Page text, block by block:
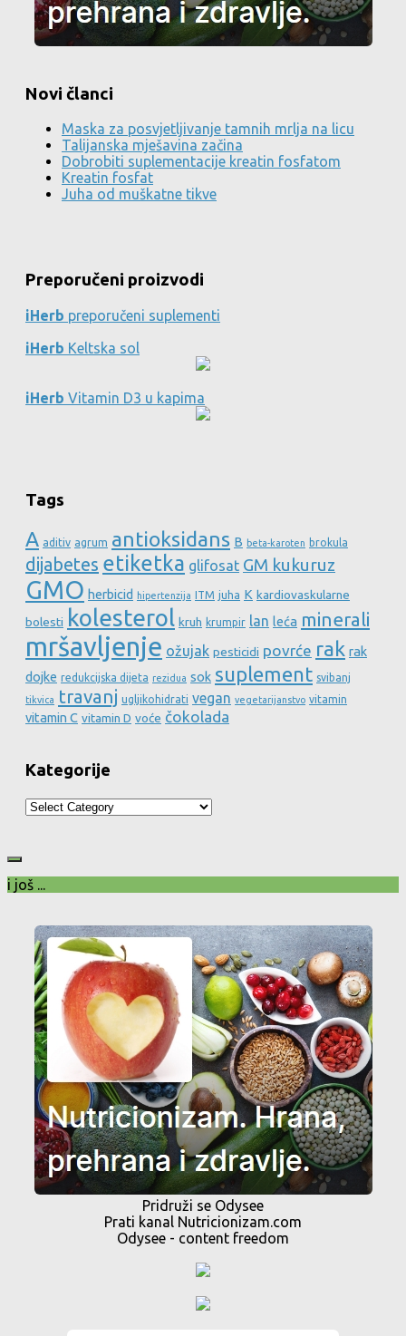
Novi članci
Maska za posvjetljivanje tamnih mrlja na licu
Talijanska mješavina začina
Dobrobiti suplementacije kreatin fosfatom
Kreatin fosfat
Juha od muškatne tikve
Preporučeni proizvodi
iHerb preporučeni suplementi
iHerb Keltska sol
iHerb Vitamin D3 u kapima
Tags
A aditiv agrum antioksidans B beta-karoten brokula
dijabetes etiketka glifosat GM kukuruz
GMO herbicid hipertenzija ITM juha K kardiovaskularne
bolesti kolesterol kruh krumpir lan leća minerali
mršavljenje ožujak pesticidi povrće rak rak
dojke redukcijska dijeta rezidua sok suplement svibanj
tikvica travanj ugljikohidrati vegan vegetarijanstvo vitamin
vitamin C vitamin D voće čokolada
Kategorije
Kategorije
i još ...
Pridruži se Odysee
Prati kanal Nutricionizam.com
Odysee - content freedom